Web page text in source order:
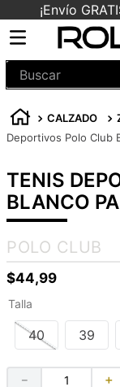
¡Envío
Buscar
CALZADO
Deportivos Polo Club
TENIS
BLANCO
POLO CLUB
$44,99
Talla
40 39
＋
－